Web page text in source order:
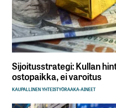
Sijoitusstrategi: Kullan
ostopaikka, ei varoitus
KAUPALLINEN YHTEISTYÖRAAKA-AINEET